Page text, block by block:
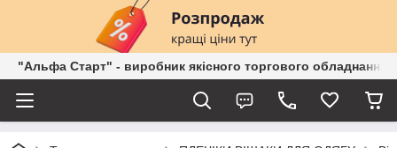
"Альфа Старт" - виробник якісного торгового обладнання